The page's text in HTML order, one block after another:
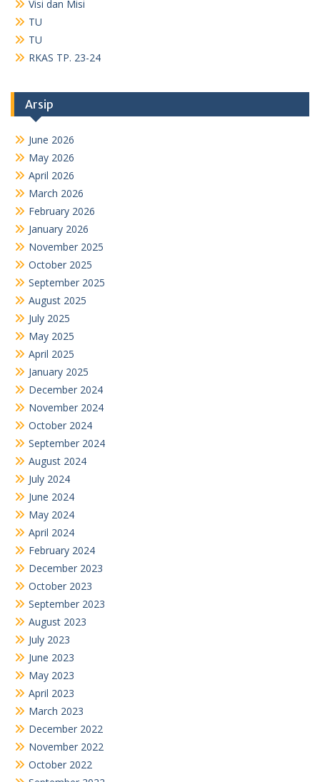
January 2026
November 2025
October 2025
September 2025
July 2025
May 2025
April 2025
January 2025
December 2024
November 2024
October 2024
September 2024
August 2024
July 2024
June 2024
May 2024
April 2024
February 2024
December 2023
October 2023
September 2023
August 2023
July 2023
June 2023
May 2023
April 2023
March 2023
December 2022
November 2022
October 2022
September 2022
August 2022
July 2022
June 2022
February 2022
November 2021
October 2021
August 2021
July 2019
June 2019
July 2018
February 2018